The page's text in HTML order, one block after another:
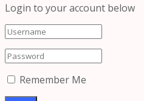
Login to your account below
Remember Me